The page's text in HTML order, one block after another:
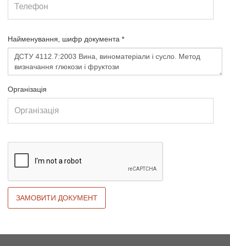
Найменування, шифр документа *
Організація